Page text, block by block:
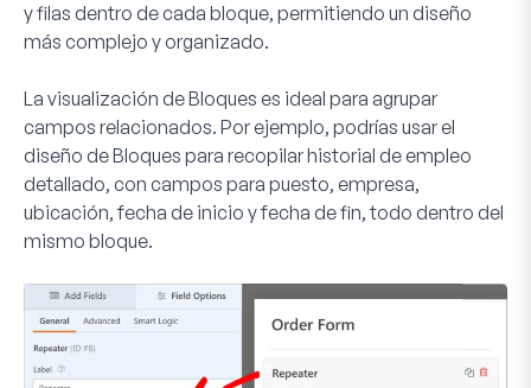
y filas dentro de cada bloque, permitiendo un diseño
más complejo y organizado.
La visualización de Bloques es ideal para agrupar
campos relacionados. Por ejemplo, podrías usar el
diseño de Bloques para recopilar historial de empleo
detallado, con campos para puesto, empresa,
ubicación, fecha de inicio y fecha de fin, todo dentro del
mismo bloque.